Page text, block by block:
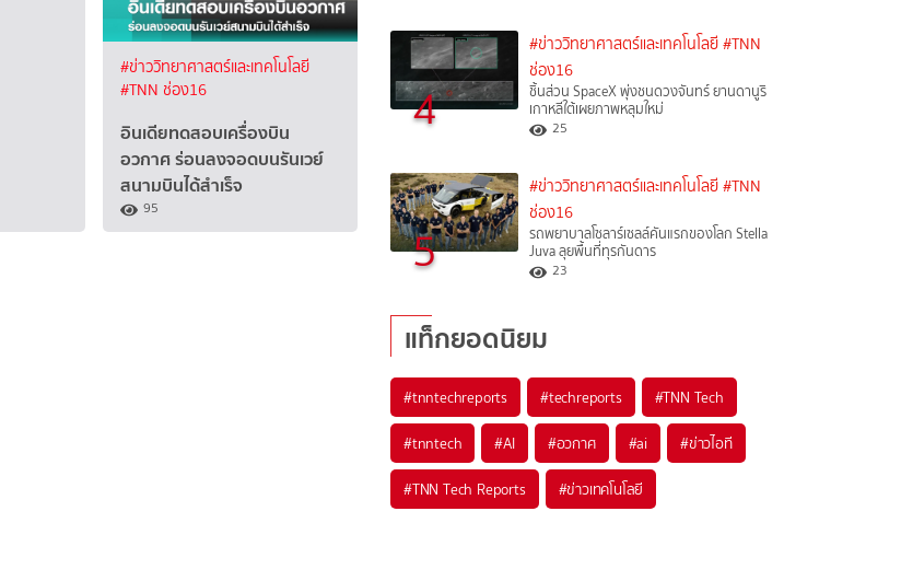
#ข่าววิทยาศาสตร์และเทคโนโลยี
#TNN ช่อง16
อินเดียทดสอบเครื่องบิน
อวกาศ ร่อนลงจอดบนรันเวย์
สนามบินได้สำเร็จ
95
4
#ข่าววิทยาศาสตร์และเทคโนโลยี #TNN
ช่อง16
ชิ้นส่วน SpaceX พุ่งชนดวงจันทร์ ยานดานูริ
เกาหลีใต้เผยภาพหลุมใหม่
25
5
#ข่าววิทยาศาสตร์และเทคโนโลยี #TNN
ช่อง16
รถพยาบาลโซลาร์เซลล์คันแรกของโลก Stella
Juva ลุยพื้นที่ทุรกันดาร
23
แท็กยอดนิยม
#tnntechreports #techreports #TNN Tech
#tnntech #AI #อวกาศ #ai #ข่าวไอที
#TNN Tech Reports #ข่าวเทคโนโลยี